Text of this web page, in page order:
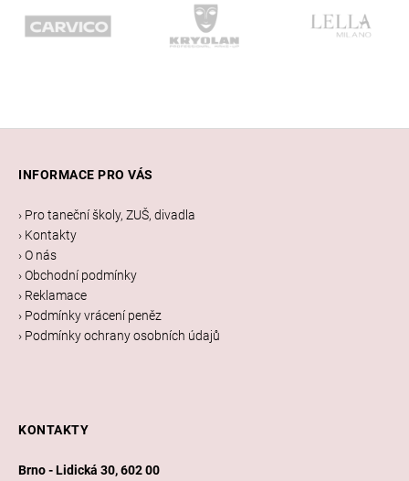
INFORMACE PRO VÁS
› Pro taneční školy, ZUŠ, divadla
› Kontakty
› O nás
› Obchodní podmínky
› Reklamace
› Podmínky vrácení peněz
› Podmínky ochrany osobních údajů
KONTAKTY
Brno - Lidická 30, 602 00